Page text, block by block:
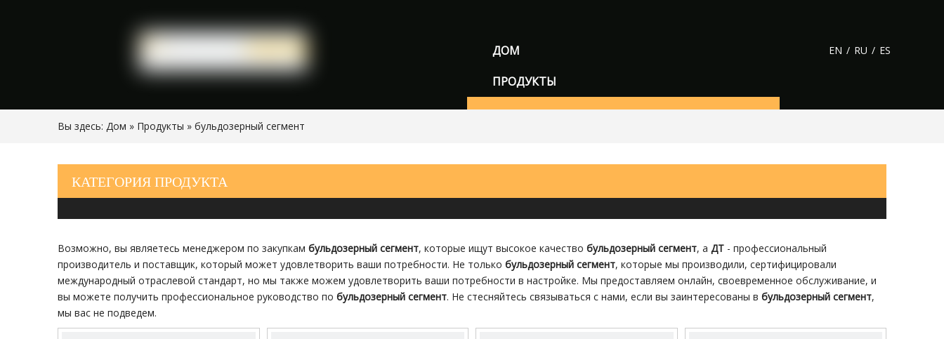
ДОМ
ПРОДУКТЫ
Несущий ролик/Верхний ролик/Верхний ролик
Звездочка/сегмент
Бездельник
Трек обуви
Другие части
EN / RU / ES
Вы здесь: Дом » Продукты » бульдозерный сегмент
КАТЕГОРИЯ ПРОДУКТА
Возможно, вы являетесь менеджером по закупкам бульдозерный сегмент, которые ищут высокое качество бульдозерный сегмент, а ДТ - профессиональный
производитель и поставщик, который может удовлетворить ваши потребности. Не только бульдозерный сегмент, которые мы производили, сертифицировали
международный отраслевой стандарт, но мы также можем удовлетворить ваши потребности в настройке. Мы предоставляем онлайн, своевременное обслуживание, и
вы можете получить профессиональное руководство по бульдозерный сегмент. Не стесняйтесь связываться с нами, если вы заинтересованы в бульдозерный сегмент,
мы вас не подведем.